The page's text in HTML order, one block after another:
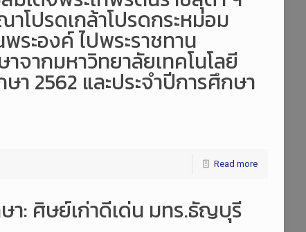
โปรดเกล้าโปรดกระหม่อม
ระองค์ ไปพระราชทาน
ากมหาวิทยาลัยเทคโนโลยี
า 2562 และประจำปีการศึกษา
Read more
า: ศิษย์เก่าดีเด่น มทร.ธัญบุรี